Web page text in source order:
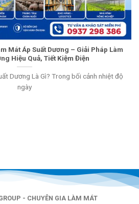
Mát Áp Suất Dương – Giải Pháp Làm
Hiệu Quả, Tiết Kiệm Điện
Dương Là Gì? Trong bối cảnh nhiệt độ
ngày
- CHUYÊN GIA LÀM MÁT